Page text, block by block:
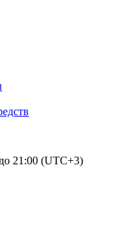
21:00 (UTC+3)